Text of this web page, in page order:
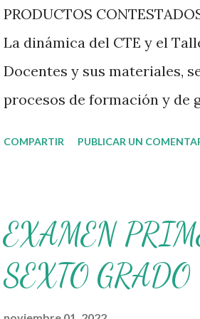
PRODUCTOS
La dinámica del CTE y el
Docentes y sus materiales,
procesos de formación y de
decisiones sobre su
necesidades de la escuela y
COMPARTIR PUBLICAR UN
EXAMEN
SEXTO GRADO